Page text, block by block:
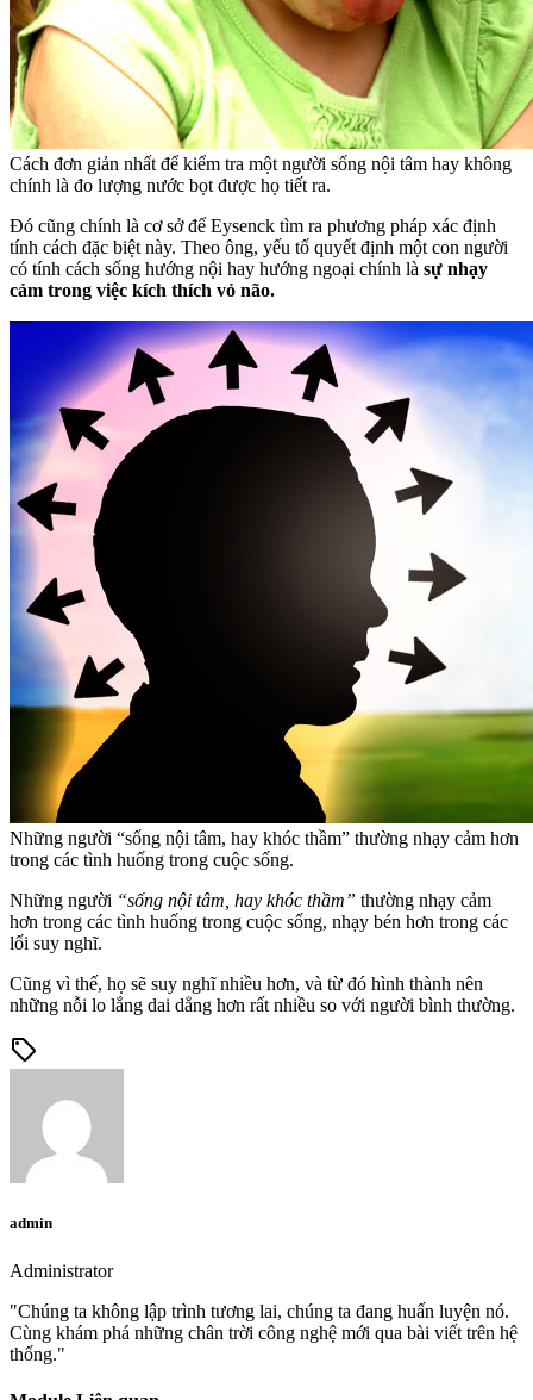
Cách đơn giản nhất để kiểm tra một người sống nội tâm hay không
chính là đo lượng nước bọt được họ tiết ra.
Đó cũng chính là cơ sở để Eysenck tìm ra phương pháp xác định
tính cách đặc biệt này. Theo ông, yếu tố quyết định một con người
có tính cách sống hướng nội hay hướng ngoại chính là sự nhạy
cảm trong việc kích thích vỏ não.
Những người “sống nội tâm, hay khóc thầm” thường nhạy cảm hơn
trong các tình huống trong cuộc sống.
Những người “sống nội tâm, hay khóc thầm” thường nhạy cảm
hơn trong các tình huống trong cuộc sống, nhạy bén hơn trong các
lối suy nghĩ.
Cũng vì thế, họ sẽ suy nghĩ nhiều hơn, và từ đó hình thành nên
những nỗi lo lắng dai dẳng hơn rất nhiều so với người bình thường.
sell
admin
Administrator
"Chúng ta không lập trình tương lai, chúng ta đang huấn luyện nó.
Cùng khám phá những chân trời công nghệ mới qua bài viết trên hệ
thống."